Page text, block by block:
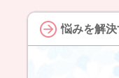
悩みを解